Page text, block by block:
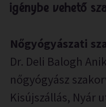
igénybe vehető
Nőgyógyászati
Dr. Deli Balogh
nőgyógyász
Kisújszállás, Nyár